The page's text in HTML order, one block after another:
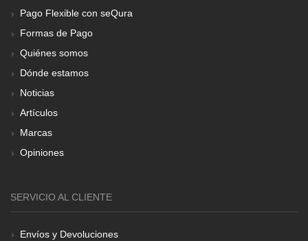
Pago Flexible con seQura
Formas de Pago
Quiénes somos
Dónde estamos
Noticias
Artículos
Marcas
Opiniones
SERVICIO AL CLIENTE
Envíos y Devoluciones